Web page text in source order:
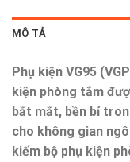
MÔ TẢ
Phụ kiện VG95
kiện phòng tắm
bắt mắt, bền bỉ
cho không gian
kiếm bộ phụ kiện